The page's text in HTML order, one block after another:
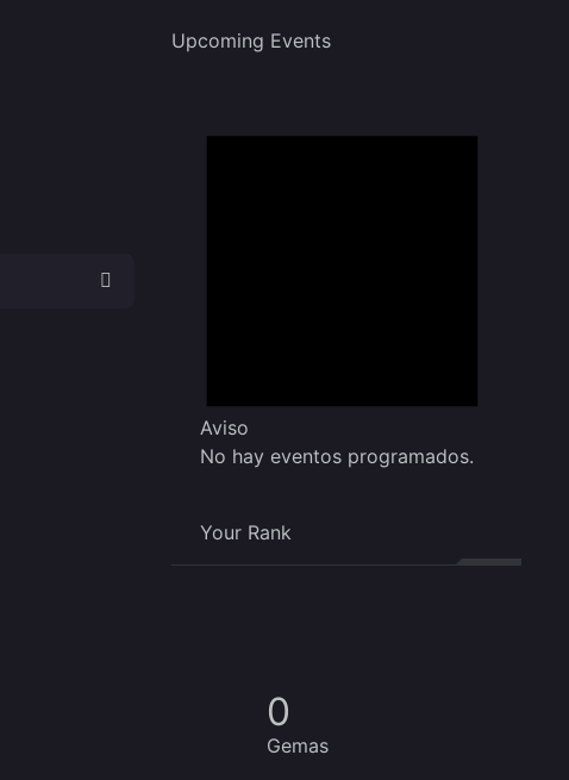
Upcoming Events
Aviso
No hay eventos programados.
Your Rank
0
Gemas